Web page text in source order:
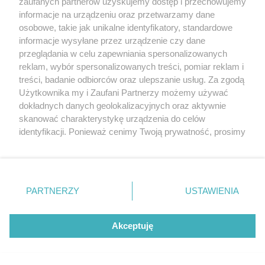
Więcej
wSzczecinie.pl
Regulamin konkursów
śniadaniówka "Hej
Szczecin! Jest piątek!"
Partnerzy
Praca Szczecin
© 2026 wSzczecinie.pl
Created by GOD
informacje na urządzeniu oraz przetwarzamy dane
osobowe, takie jak unikalne identyfikatory, standardowe
informacje wysyłane przez urządzenie czy dane
przeglądania w celu zapewniania spersonalizowanych
reklam, wybór spersonalizowanych treści, pomiar reklam i
treści, badanie odbiorców oraz ulepszanie usług. Za zgodą
Użytkownika my i Zaufani Partnerzy możemy używać
dokładnych danych geolokalizacyjnych oraz aktywnie
skanować charakterystykę urządzenia do celów
identyfikacji. Ponieważ cenimy Twoją prywatność, prosimy
prywatności znajdujący się w lewym dolnym rogu strony
. Niektóre rodzaje przetwarzania danych nie wymagają
takiemu przetwarzaniu. Preferencje będą miały
zastosowania tylko na tej witrynie.
PARTNERZY USTAWIENIA
Akceptuję